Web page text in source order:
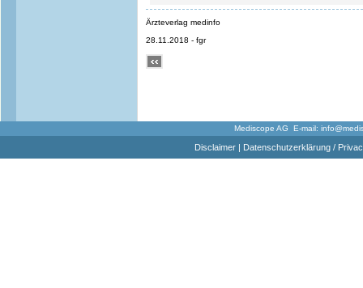
Ärzteverlag medinfo
28.11.2018 - fgr
Mediscope AG E-mail:
Disclaimer| Datenschutzerklärung /